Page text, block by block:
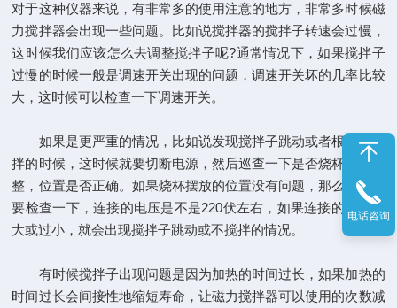
对于这种仪器来说，有非常多的使用注意的地方，非常多时候磁
力搅拌器会出现一些问题。比如说搅拌器的搅拌子转速会过慢，
这时候我们应该怎么去调整搅拌子呢?通常情况下，如果搅拌子
过慢的时候一般是调速开关出现的问题，调速开关坏的几率比较
大，这时候可以检查一下调速开关。
如果是更严重的情况，比如说发现搅拌子跳动或者根本不搅
拌的时候，这时候就要切断电源，然后巡查一下是否烧杯摆放平
整，位置是否正确。如果烧杯摆放的位置没有问题，那么这时候
要检查一下，连接的电压是不是220伏左右，如果连接的电压过
大或过小，就会出现搅拌子跳动或不搅拌的情况。
有时候搅拌子出现问题是因为加热的时间过长，如果加热的
时间过长会间接性地缩短寿命，让磁力搅拌器可以使用的次数减
电话咨询